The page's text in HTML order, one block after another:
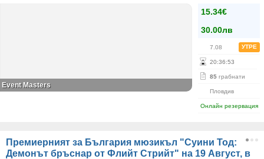
15.34€
30.00лв
7.08 УТРЕ
20:36:53
85 грабнати
Пловдив
Онлайн резервация
Event Masters
Премиерният за България мюзикъл "Суини Тод:
Демонът бръснар от Флийт Стрийт" на 19 Август, в